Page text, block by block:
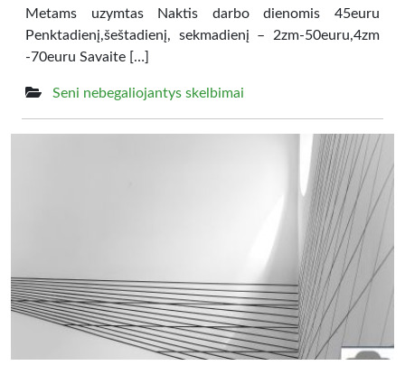
Metams uzymtas Naktis darbo dienomis 45euru
Penktadienį,šeštadienį, sekmadienį – 2zm-50euru,4zm
-70euru Savaite […]
Seni nebegaliojantys skelbimai